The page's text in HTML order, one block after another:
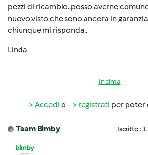
pezzi di ricambio..posso averne
nuovo,visto che sono ancora in
chiunque mi risponda..
Linda
In cima
Accedi o registrati per poter
Team Bimby Iscritto :